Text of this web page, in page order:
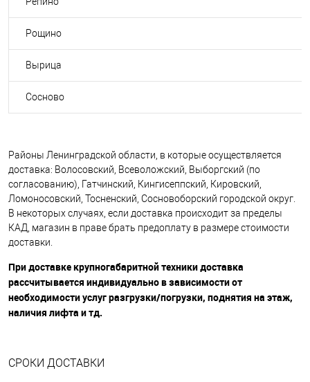
Рощино
Вырица
Сосново
Районы Ленинградской области, в которые осуществляется
доставка: Волосовский, Всеволожский, Выборгский (по
согласованию), Гатчинский, Кингисеппский, Кировский,
Ломоносовский, Тосненский, Сосновоборский городской округ.
В некоторых случаях, если доставка происходит за пределы
КАД, магазин в праве брать предоплату в размере стоимости
доставки.
При доставке крупногабаритной техники доставка
рассчитывается индивидуально в зависимости от
необходимости услуг разгрузки/погрузки, поднятия на этаж,
наличия лифта и тд.
СРОКИ ДОСТАВКИ